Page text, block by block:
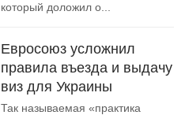
который доложил о...
Евросоюз усложнил
правила въезда и выдачу
виз для Украины
Так называемая «практика